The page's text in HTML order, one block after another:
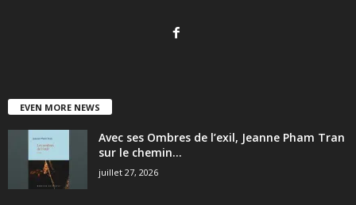
EVEN MORE NEWS
Avec ses Ombres de l’exil, Jeanne Pham Tran
sur le chemin...
juillet 27, 2026